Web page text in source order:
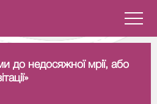
до недосяжної мрії, або